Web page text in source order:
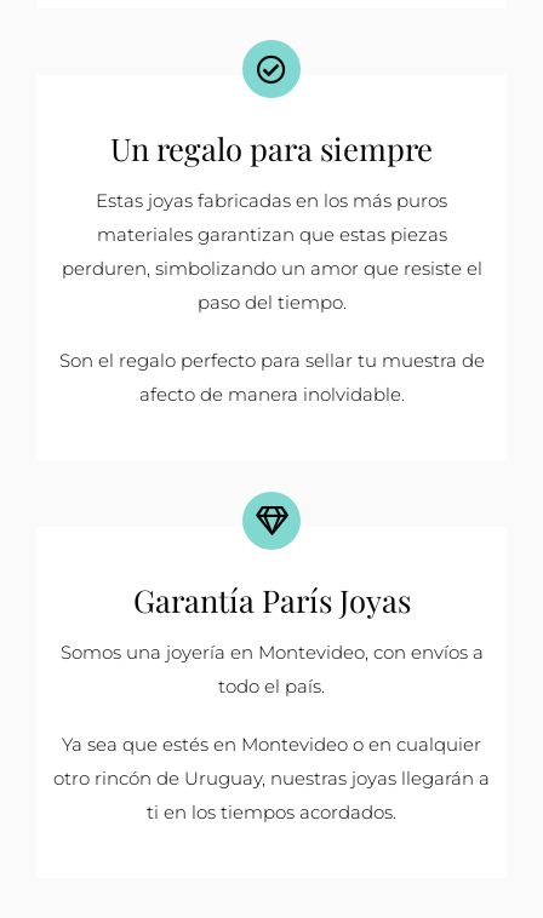
Un regalo para siempre
Estas joyas fabricadas en los más puros
materiales garantizan que estas piezas
perduren, simbolizando un amor que resiste el
paso del tiempo.
Son el regalo perfecto para sellar tu muestra de
afecto de manera inolvidable.
Garantía París Joyas
Somos una joyería en Montevideo, con envíos a
todo el país.
Ya sea que estés en Montevideo o en cualquier
otro rincón de Uruguay, nuestras joyas llegarán a
ti en los tiempos acordados.